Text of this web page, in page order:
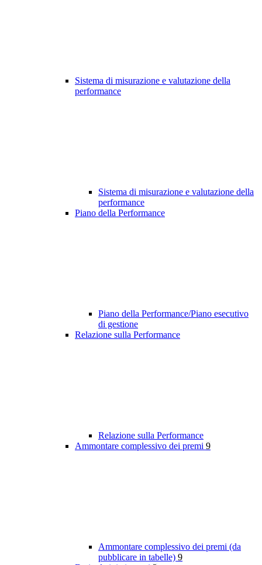
Sistema di misurazione e valutazione della
performance
Sistema di misurazione e valutazione della
performance
Piano della Performance
Piano della Performance/Piano esecutivo
di gestione
Relazione sulla Performance
Relazione sulla Performance
Ammontare complessivo dei premi 9
Ammontare complessivo dei premi (da
pubblicare in tabelle) 9